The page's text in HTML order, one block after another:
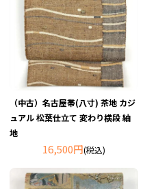
（中古）名古屋帯(八寸) 茶地 カジ
ュアル 松葉仕立て 変わり横段 紬
地
16,500円(税込)